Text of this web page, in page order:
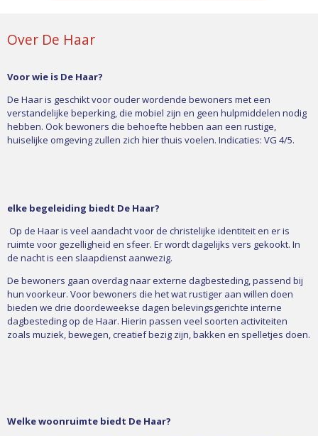
Over De Haar
Voor wie is De Haar?
De Haar is geschikt voor ouder wordende bewoners met een
verstandelijke beperking, die mobiel zijn en geen hulpmiddelen nodig
hebben. Ook bewoners die behoefte hebben aan een rustige,
huiselijke omgeving zullen zich hier thuis voelen. Indicaties: VG 4/5.
elke begeleiding biedt De Haar?
Op de Haar is veel aandacht voor de christelijke identiteit en er is
ruimte voor gezelligheid en sfeer. Er wordt dagelijks vers gekookt. In
de nacht is een slaapdienst aanwezig.
De bewoners gaan overdag naar externe dagbesteding, passend bij
hun voorkeur. Voor bewoners die het wat rustiger aan willen doen
bieden we drie doordeweekse dagen belevingsgerichte interne
dagbesteding op de Haar. Hierin passen veel soorten activiteiten
zoals muziek, bewegen, creatief bezig zijn, bakken en spelletjes doen.
Welke woonruimte biedt De Haar?